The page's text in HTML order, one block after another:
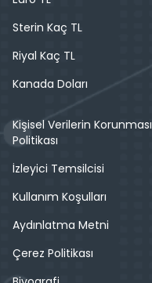
Sterin Kaç TL
Riyal Kaç TL
Kanada Doları
Kişisel Verilerin Korunması
Politikası
İzleyici Temsilcisi
Kullanım Koşulları
Aydınlatma Metni
Çerez Politikası